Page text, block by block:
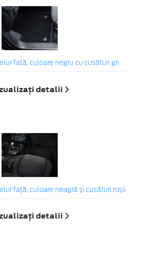
față, culoare negru cu cusături gri
detalii
față, culoare neagră și cusături roșii
detalii